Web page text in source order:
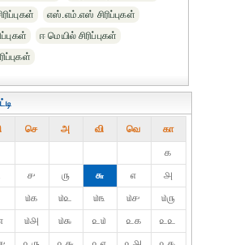
எஸ்.எம்.எஸ் சிரிப்புகள்
ஈ மெயில் சிரிப்புகள்
செ அ வி வெ கா
௧
௪ ௫ ௬ ௭
௮
௰௧ ௰௨ ௰௩ ௰௪
௰௫
௰௮ ௰௯ ௨௰ ௨௧
௨௨